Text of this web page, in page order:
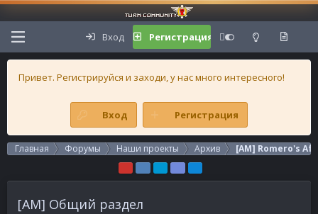
Вход Регистрация
Привет. Регистрируйся и заходи, у нас много интересного!
Вход Регистрация
Главная Форумы Наши проекты Архив [AM] Romero's
[AM] Общий раздел